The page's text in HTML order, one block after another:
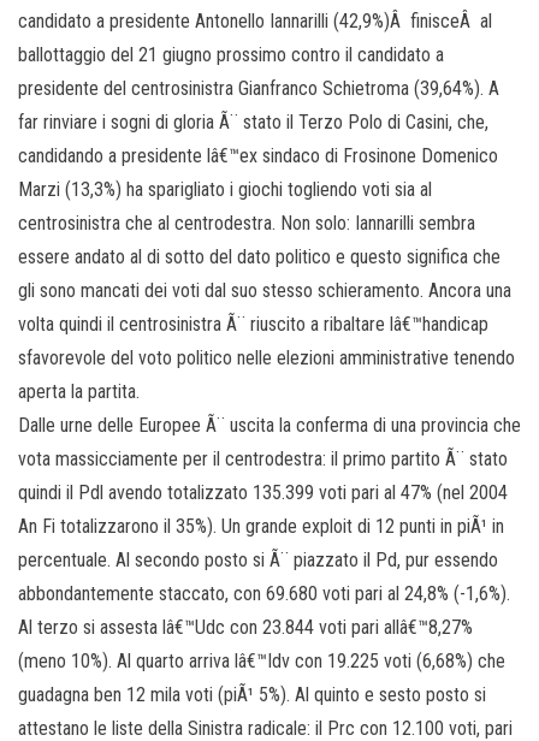
candidato a presidente Antonello Iannarilli (42,9%)Â finisceÂ al
ballottaggio del 21 giugno prossimo contro il candidato a
presidente del centrosinistra Gianfranco Schietroma (39,64%). A
far rinviare i sogni di gloria Ã¨ stato il Terzo Polo di Casini, che,
candidando a presidente lâ€™ex sindaco di Frosinone Domenico
Marzi (13,3%) ha sparigliato i giochi togliendo voti sia al
centrosinistra che al centrodestra. Non solo: Iannarilli sembra
essere andato al di sotto del dato politico e questo significa che
gli sono mancati dei voti dal suo stesso schieramento. Ancora una
volta quindi il centrosinistra Ã¨ riuscito a ribaltare lâ€™handicap
sfavorevole del voto politico nelle elezioni amministrative tenendo
aperta la partita.
Dalle urne delle Europee Ã¨ uscita la conferma di una provincia che
vota massicciamente per il centrodestra: il primo partito Ã¨ stato
quindi il Pdl avendo totalizzato 135.399 voti pari al 47% (nel 2004
An Fi totalizzarono il 35%). Un grande exploit di 12 punti in piÃ¹ in
percentuale. Al secondo posto si Ã¨ piazzato il Pd, pur essendo
abbondantemente staccato, con 69.680 voti pari al 24,8% (-1,6%).
Al terzo si assesta lâ€™Udc con 23.844 voti pari allâ€™8,27%
(meno 10%). Al quarto arriva lâ€™Idv con 19.225 voti (6,68%) che
guadagna ben 12 mila voti (piÃ¹ 5%). Al quinto e sesto posto si
attestano le liste della Sinistra radicale: il Prc con 12.100 voti, pari